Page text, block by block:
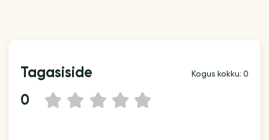
Tagasiside Kogus kokku: 0
0 5
4
3
2
1